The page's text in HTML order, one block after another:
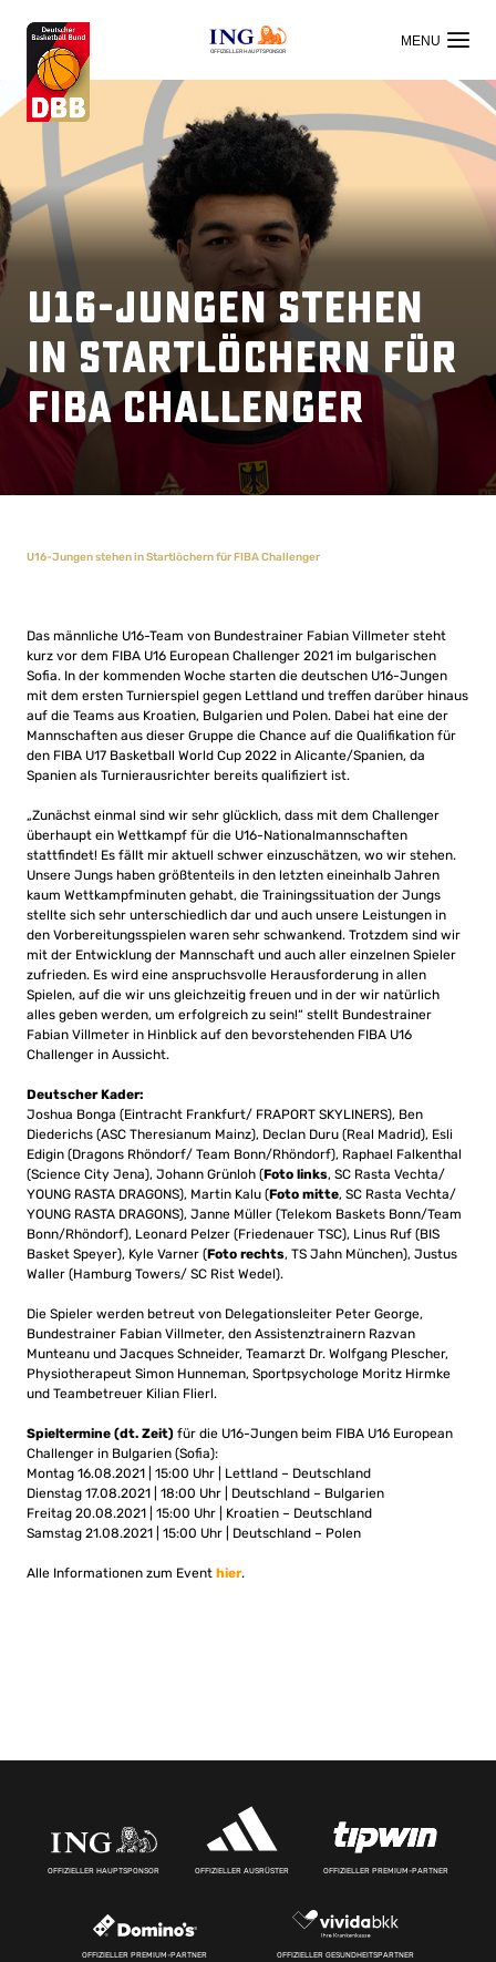
OFFIZIELLER HAUPTSPONSOR
U16-Jungen stehen
in Startlöchern für
FIBA Challenger
U16-Jungen stehen in Startlöchern für FIBA Challenger
Das männliche U16-Team von Bundestrainer Fabian Villmeter steht
kurz vor dem FIBA U16 European Challenger 2021 im bulgarischen
Sofia. In der kommenden Woche starten die deutschen U16-Jungen
mit dem ersten Turnierspiel gegen Lettland und treffen darüber hinaus
auf die Teams aus Kroatien, Bulgarien und Polen. Dabei hat eine der
Mannschaften aus dieser Gruppe die Chance auf die Qualifikation für
den FIBA U17 Basketball World Cup 2022 in Alicante/Spanien, da
Spanien als Turnierausrichter bereits qualifiziert ist.
„Zunächst einmal sind wir sehr glücklich, dass mit dem Challenger
überhaupt ein Wettkampf für die U16-Nationalmannschaften
stattfindet! Es fällt mir aktuell schwer einzuschätzen, wo wir stehen.
Unsere Jungs haben größtenteils in den letzten eineinhalb Jahren
kaum Wettkampfminuten gehabt, die Trainingssituation der Jungs
stellte sich sehr unterschiedlich dar und auch unsere Leistungen in
den Vorbereitungsspielen waren sehr schwankend. Trotzdem sind wir
mit der Entwicklung der Mannschaft und auch aller einzelnen Spieler
zufrieden. Es wird eine anspruchsvolle Herausforderung in allen
Spielen, auf die wir uns gleichzeitig freuen und in der wir natürlich
alles geben werden, um erfolgreich zu sein!“ stellt Bundestrainer
Fabian Villmeter in Hinblick auf den bevorstehenden FIBA U16
Challenger in Aussicht.
Deutscher Kader:
Joshua Bonga (Eintracht Frankfurt/ FRAPORT SKYLINERS), Ben
Diederichs (ASC Theresianum Mainz), Declan Duru (Real Madrid), Esli
Edigin (Dragons Rhöndorf/ Team Bonn/Rhöndorf), Raphael Falkenthal
(Science City Jena), Johann Grünloh (Foto links, SC Rasta Vechta/
YOUNG RASTA DRAGONS), Martin Kalu (Foto mitte, SC Rasta Vechta/
YOUNG RASTA DRAGONS), Janne Müller (Telekom Baskets Bonn/Team
Bonn/Rhöndorf), Leonard Pelzer (Friedenauer TSC), Linus Ruf (BIS
Basket Speyer), Kyle Varner (Foto rechts, TS Jahn München), Justus
Waller (Hamburg Towers/ SC Rist Wedel).
Die Spieler werden betreut von Delegationsleiter Peter George,
Bundestrainer Fabian Villmeter, den Assistenztrainern Razvan
Munteanu und Jacques Schneider, Teamarzt Dr. Wolfgang Plescher,
Physiotherapeut Simon Hunneman, Sportpsychologe Moritz Hirmke
und Teambetreuer Kilian Flierl.
Spieltermine (dt. Zeit) für die U16-Jungen beim FIBA U16 European
Challenger in Bulgarien (Sofia):
Montag 16.08.2021 | 15:00 Uhr | Lettland – Deutschland
Dienstag 17.08.2021 | 18:00 Uhr | Deutschland – Bulgarien
Freitag 20.08.2021 | 15:00 Uhr | Kroatien – Deutschland
Samstag 21.08.2021 | 15:00 Uhr | Deutschland – Polen
Alle Informationen zum Event hier.
OFFIZIELLER HAUPTSPONSOR OFFIZIELLER AUSRÜSTER OFFIZIELLER PREMIUM-PARTNER
OFFIZIELLER PREMIUM-PARTNER OFFIZIELLER GESUNDHEITSPARTNER